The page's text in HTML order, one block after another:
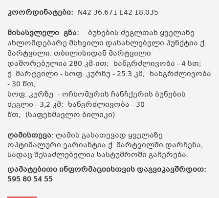
კოორდინატები: N42 36.671 E42 18.035
მისასვლელი გზა:
ბუნების ძეგლთან ყველაზე
ახლომდებარე მსხვილი დასახლებული პუნქტია ქ.
მარტვილი. თბილისიდან მარტვილი
დაშორებულია 280 კმ-ით; ხანგრძლივობა - 4 სთ;
ქ. მარტვილი - სოფ. კურზუ - 25.3 კმ; ხანგრძლივობა
- 30 წთ;
სოფ. კურზუ - ოჩხომურის ჩანჩქერის ბუნების
ძეგლი - 3,2 კმ; ხანგრძლივობა - 30
წთ; (საფეხმავლო ბილიკი)
ღამისთევა: ღამის გასათევად ყველაზე
ოპტიმალური ვარიანტია ქ. მარტვილში დარჩენა,
სადაც შესაძლებელია სასტუმროში გაჩერება.
დამატებითი ინფორმაციისთვის დაგვიკავშრდით:
595 80 54 55